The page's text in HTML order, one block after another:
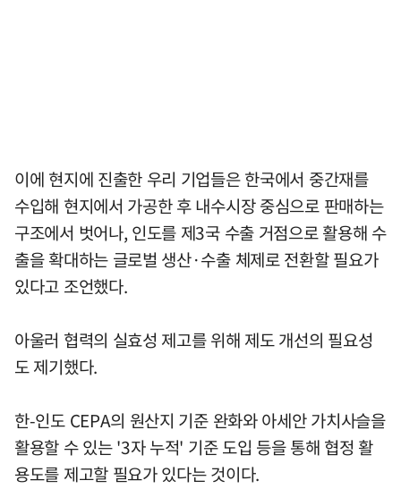
이에 현지에 진출한 우리 기업들은 한국에서 중간재를
수입해 현지에서 가공한 후 내수시장 중심으로 판매하는
구조에서 벗어나, 인도를 제3국 수출 거점으로 활용해 수
출을 확대하는 글로벌 생산·수출 체제로 전환할 필요가
있다고 조언했다.
아울러 협력의 실효성 제고를 위해 제도 개선의 필요성
도 제기했다.
한-인도 CEPA의 원산지 기준 완화와 아세안 가치사슬을
활용할 수 있는 '3자 누적' 기준 도입 등을 통해 협정 활
용도를 제고할 필요가 있다는 것이다.